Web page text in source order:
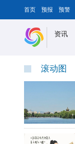
首页 预报 预警
资讯
滚动图